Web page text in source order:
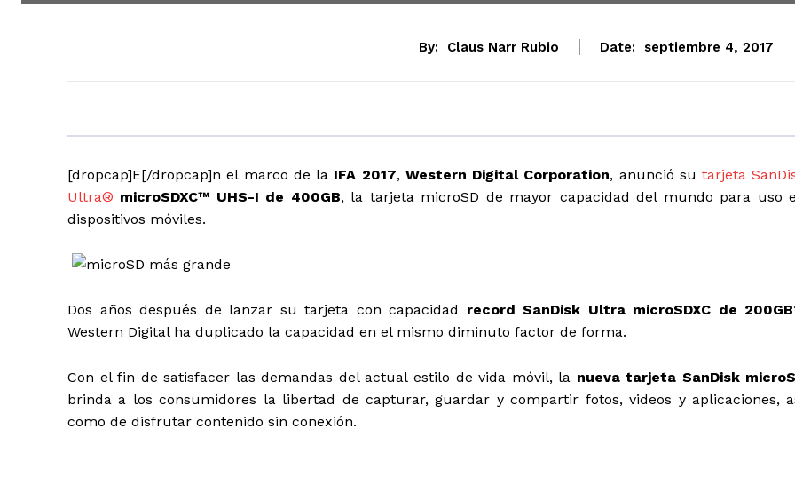
By: Claus Narr Rubio Date: septiembre 4, 2017
[dropcap]E[/dropcap]n el marco de la IFA 2017, Western Digital Corporation, anunció sutarjeta
Ultra® microSDXC™ UHS-I de 400GB, la tarjeta microSD de mayor capacidad del mundo para uso
dispositivos móviles.
Dos años después de lanzar su tarjeta con capacidad record SanDisk Ultra microSDXC de
Western Digital ha duplicado la capacidad en el mismo diminuto factor de forma.
Con el fin de satisfacer las demandas del actual estilo de vida móvil, la nueva tarjeta SanDisk
brinda a los consumidores la libertad de capturar, guardar y compartir fotos, videos y aplicaciones,
como de disfrutar contenido sin conexión.